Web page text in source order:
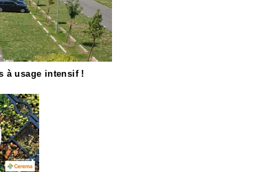
à usage intensif !